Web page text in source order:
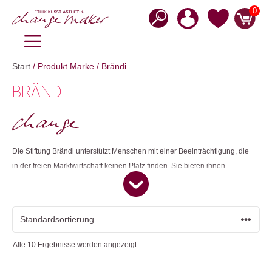
Inhalt
0
MENÜ
Start / Produkt Marke / Brändi
BRÄNDI
Die Stiftung Brändi unterstützt Menschen mit einer Beeinträchtigung, die
in der freien Marktwirtschaft keinen Platz finden. Sie bieten ihnen
geschützte Arbeits- und Ausbildungsplätze sowie organisierte
Wohnmöglichkeiten und Freizeitangebote. So können sie ihr
Selbstwertgefühl und eine weitgehende Unabhängigkeit zurückerlangen.
Alle 10 Ergebnisse werden angezeigt